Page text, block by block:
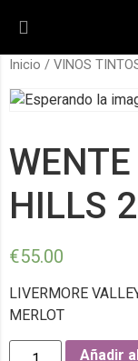
Inicio / VINOS
HILLS
€55.00
LIVERMORE
MERLOT
Añadir